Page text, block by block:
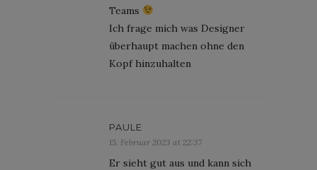
Teams
Ich frage mich was Designer
überhaupt machen ohne den
Kopf hinzuhalten
PAULE
15. Februar 2023 at 22:37
Er sieht gut aus und kann sich